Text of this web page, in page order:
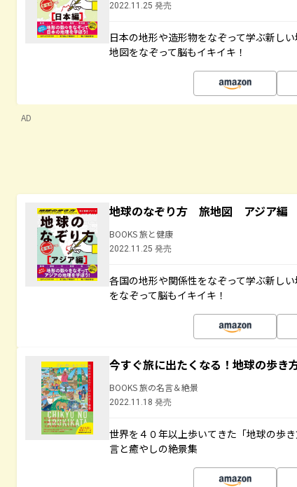
2022.11.25 発売
日本の地形や造形物をなぞって学ぶ新し
地図をなぞって脳もイキイキ！
AD
地球のなぞり方 旅地図 アジア編
BOOKS 旅と健康
2022.11.25 発売
各国の地形や関係性をなぞって学ぶ新し
をなぞって脳もイキイキ！
今すぐ旅に出たくなる！地球の歩き
BOOKS 旅の名言＆絶景
2022.11.18 発売
世界を４０年以上歩いてきた「地球の歩
言と癒やしの絶景集